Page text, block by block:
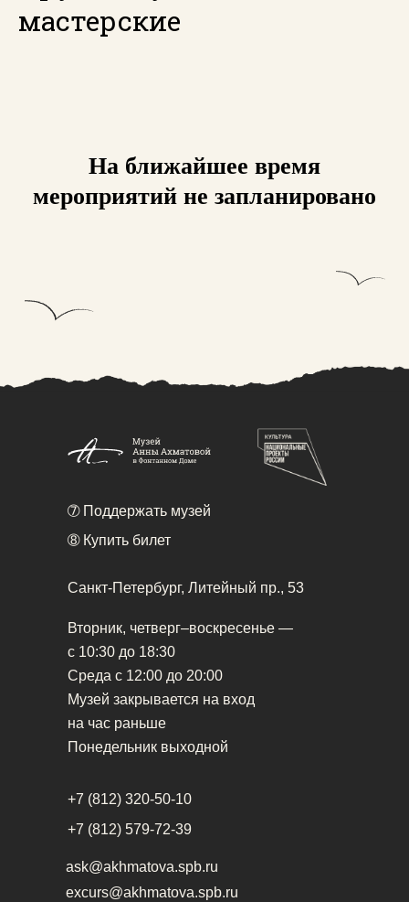
мастерские
На ближайшее время
мероприятий не запланировано
Санкт-Петербург, Литейный пр., 53
Вторник, четверг–воскресенье —
с 10:30 до 18:30
Среда с 12:00 до 20:00
Музей закрывается на вход
на час раньше
Понедельник выходной
ask@akhmatova.spb.ru
+7 (812) 579-72-39
+7 (812) 320-50-10
➆Поддержать музей
➇Купить билет
excurs@akhmatova.spb.ru